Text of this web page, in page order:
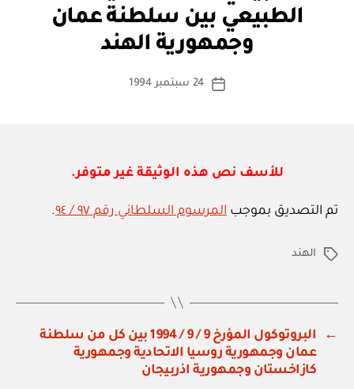
الطبيعي بين سلطنة عمان
وجمهورية الهند
كاتب
بو
ا
س
ة
تاريخ
24 سبتمبر 1994
للأسف نص هذه الوثيقة غير متوفر.
تم التصديق بموجب المرسوم السلطاني رقم ٩٧ / ٩٤ .
الوسوم
الهند
←
البروتوكول المؤرخ 9 / 9 / 1994 بين كل من سلطنة
عمان وجمهورية روسيا الاتحادية وجمهورية
كازاخستان وجمهورية اذربيجان